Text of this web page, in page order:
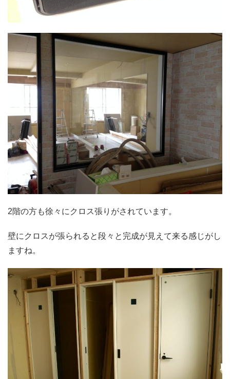
2階の方も徐々にクロス張りがされています。
壁にクロスが張られると段々と完成が見えて来る感じがし
ますね。